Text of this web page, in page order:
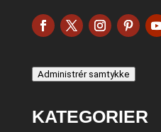
Administrér samtykke
KATEGORIER